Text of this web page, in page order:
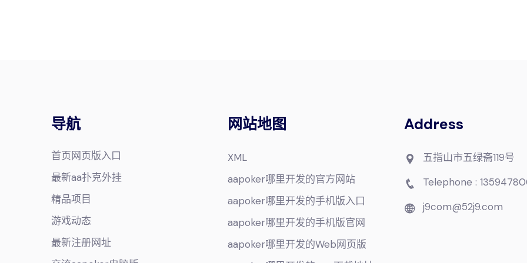
导航
首页网页版入口
最新aa扑克外挂
精品项目
游戏动态
最新注册网址
网站地图
XML
aapoker哪里开发的官方网站
aapoker哪里开发的手机版入口
aapoker哪里开发的手机版官网
aapoker哪里开发的Web网页版
Address
五指山市五绿斋119号
Telephone :
j9com@52j9.com